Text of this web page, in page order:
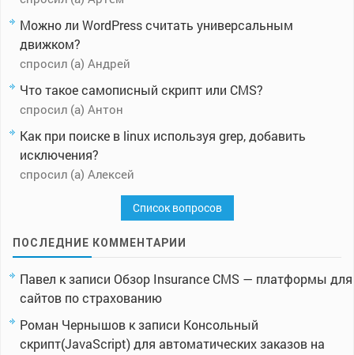
Можно ли WordPress считать универсальным
движком?
спросил (а) Андрей
Что такое самописный скрипт или CMS?
спросил (а) Антон
Как при поиске в linux используя grep, добавить
исключения?
спросил (а) Алексей
Список вопросов
ПОСЛЕДНИЕ КОММЕНТАРИИ
Павел к записи Обзор Insurance CMS — платформы для
сайтов по страхованию
Роман Чернышов к записи Консольный
скрипт(JavaScript) для автоматических заказов на